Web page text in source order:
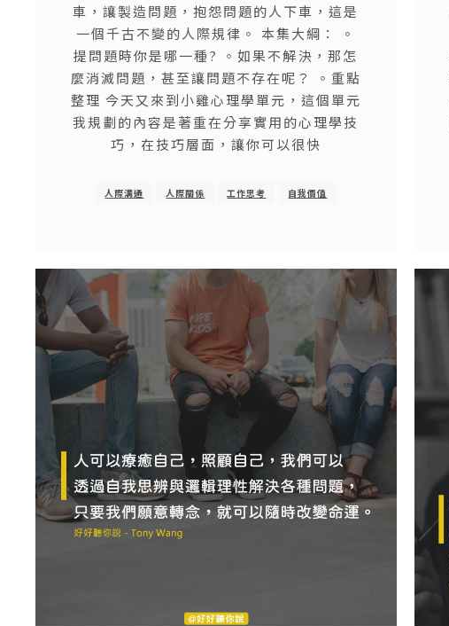
車，讓製造問題，抱怨問題的人下車，這是
一個千古不變的人際規律。 本集大綱： 。
提問題時你是哪一種? 。如果不解決，那怎
麼消滅問題，甚至讓問題不存在呢？ 。重點
整理 今天又來到小雞心理學單元，這個單元
我規劃的內容是著重在分享實用的心理學技
巧，在技巧層面，讓你可以很快
人際溝通 人際關係 工作思考 自我價值